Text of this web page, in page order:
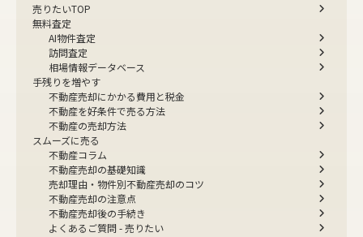
売りたいTOP
無料査定
AI物件査定
訪問査定
相場情報データベース
手残りを増やす
不動産売却にかかる費用と税金
不動産を好条件で売る方法
不動産の売却方法
スムーズに売る
不動産コラム
不動産売却の基礎知識
売却理由・物件別不動産売却のコツ
不動産売却の注意点
不動産売却後の手続き
よくあるご質問 - 売りたい